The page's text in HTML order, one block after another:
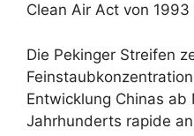
Clean Air Act von
Die Pekinger Streifen
Entwicklung Chinas ab
Jahrhunderts rapide